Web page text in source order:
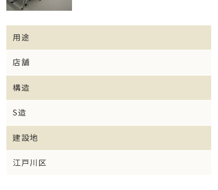
用途
店舗
構造
S造
建設地
江戸川区